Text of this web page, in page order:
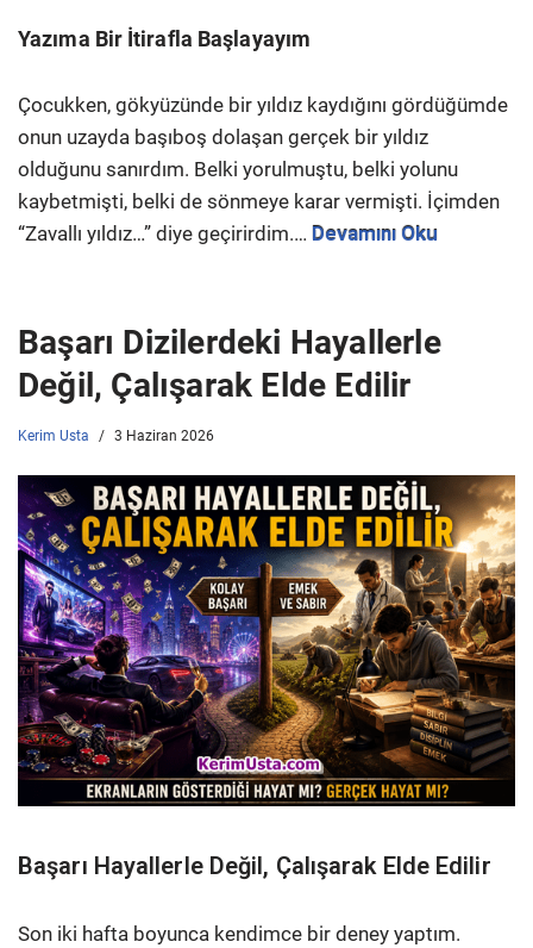
Yazıma Bir İtirafla Başlayayım
Çocukken, gökyüzünde bir yıldız kaydığını gördüğümde
onun uzayda başıboş dolaşan gerçek bir yıldız
olduğunu sanırdım. Belki yorulmuştu, belki yolunu
kaybetmişti, belki de sönmeye karar vermişti. İçimden
“Zavallı yıldız…” diye geçirirdim.… Devamını Oku
Başarı Dizilerdeki Hayallerle
Değil, Çalışarak Elde Edilir
Kerim Usta 3 Haziran 2026
Başarı Hayallerle Değil, Çalışarak Elde Edilir
Son iki hafta boyunca kendimce bir deney yaptım.